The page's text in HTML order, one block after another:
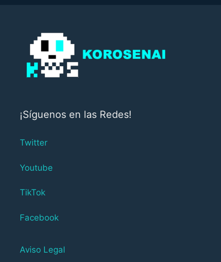
¡Síguenos en las Redes!
Twitter
Youtube
TikTok
Facebook
Aviso Legal